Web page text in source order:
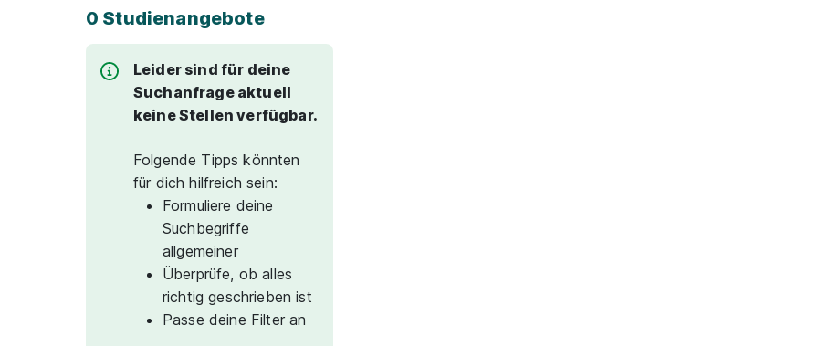
0 Studienangebote
Leider sind für deine
Suchanfrage aktuell
keine Stellen verfügbar.
Folgende Tipps könnten
für dich hilfreich sein:
Formuliere deine
Suchbegriffe
allgemeiner
Überprüfe, ob alles
richtig geschrieben ist
Passe deine Filter an